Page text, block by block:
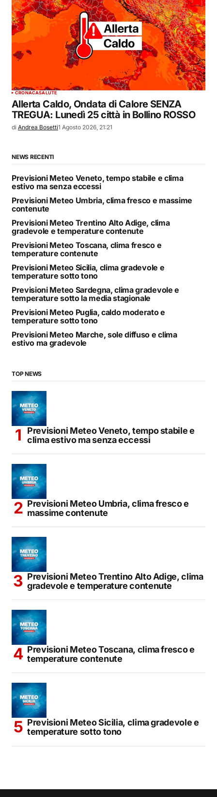
CRONACASALUTE
Allerta Caldo, Ondata di Calore SENZA
TREGUA: Lunedì 25 città in Bollino ROSSO
di Andrea Bosetti1 Agosto 2026, 21:21
NEWS RECENTI
Previsioni Meteo Veneto, tempo stabile e clima
estivo ma senza eccessi
Previsioni Meteo Umbria, clima fresco e massime
contenute
Previsioni Meteo Trentino Alto Adige, clima
gradevole e temperature contenute
Previsioni Meteo Toscana, clima fresco e
temperature contenute
Previsioni Meteo Sicilia, clima gradevole e
temperature sotto tono
Previsioni Meteo Sardegna, clima gradevole e
temperature sotto la media stagionale
Previsioni Meteo Puglia, caldo moderato e
temperature sotto tono
Previsioni Meteo Marche, sole diffuso e clima
estivo ma gradevole
TOP NEWS
Previsioni Meteo Veneto, tempo stabile e
clima estivo ma senza eccessi
Previsioni Meteo Umbria, clima fresco e
massime contenute
Previsioni Meteo Trentino Alto Adige, clima
gradevole e temperature contenute
Previsioni Meteo Toscana, clima fresco e
temperature contenute
Previsioni Meteo Sicilia, clima gradevole e
temperature sotto tono